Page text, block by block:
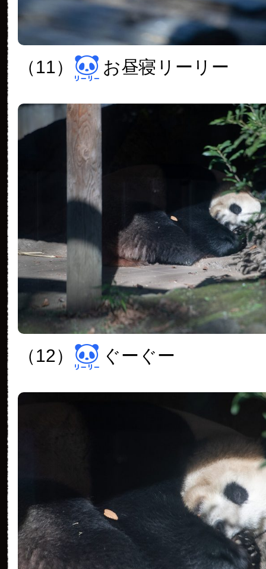
（11） お昼寝リーリー
（12） ぐーぐー